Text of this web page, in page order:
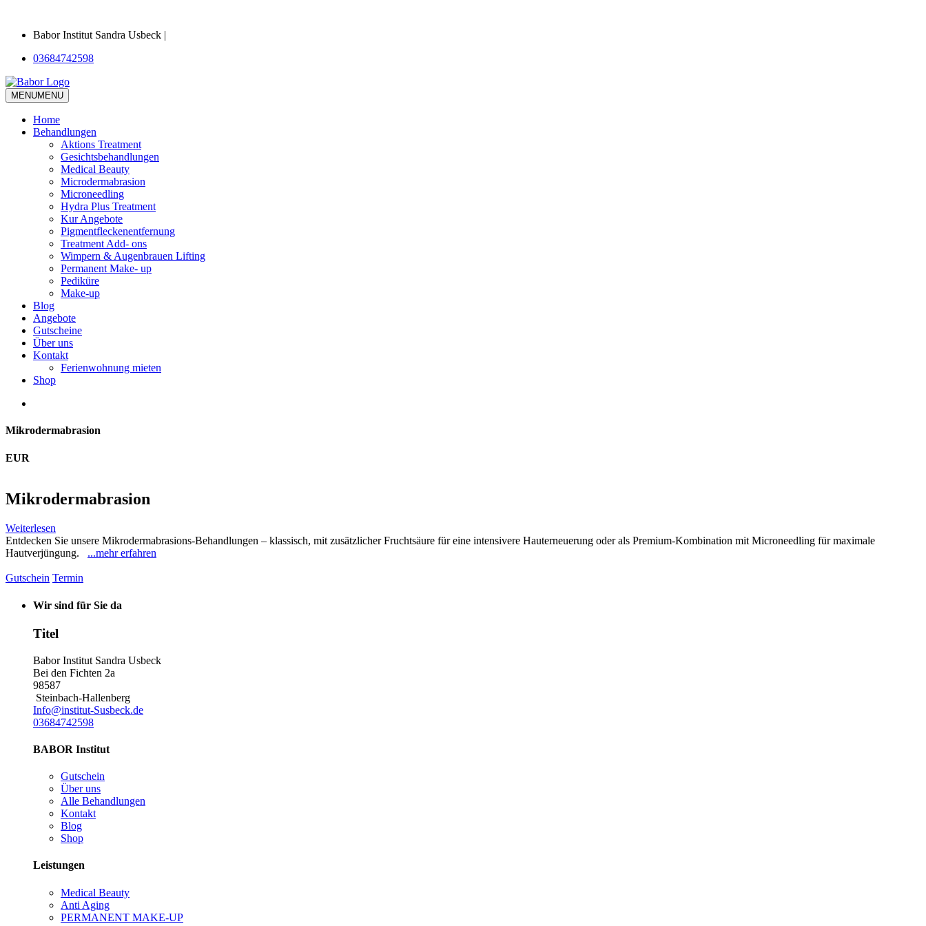
Babor Institut Sandra Usbeck |
03684742598
MENUMENU
Home
Behandlungen
Aktions Treatment
Gesichtsbehandlungen
Medical Beauty
Microdermabrasion
Microneedling
Hydra Plus Treatment
Kur Angebote
Pigmentfleckenentfernung
Treatment Add- ons
Wimpern & Augenbrauen Lifting
Permanent Make- up
Pediküre
Make-up
Blog
Angebote
Gutscheine
Über uns
Kontakt
Ferienwohnung mieten
Shop
Mikrodermabrasion
EUR
Mikrodermabrasion
Weiterlesen
Entdecken Sie unsere Mikrodermabrasions-Behandlungen – klassisch, mit zusätzlicher Fruchtsäure für eine intensivere Hauterneuerung oder als Premium-Kombination mit Microneedling für maximale
Hautverjüngung. ...mehr erfahren
Gutschein Termin
Wir sind für Sie da
Titel
Babor Institut Sandra Usbeck
Bei den Fichten 2a
98587
Steinbach-Hallenberg
Info@institut-Susbeck.de
03684742598
BABOR Institut
Gutschein
Über uns
Alle Behandlungen
Kontakt
Blog
Shop
Leistungen
Medical Beauty
Anti Aging
PERMANENT MAKE-UP